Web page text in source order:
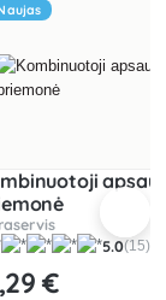
5.0(15)
,29 €